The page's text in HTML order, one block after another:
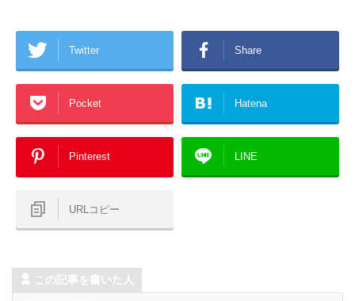
Twitter Share
Pocket Hatena
Pinterest LINE
URLコピー
この記事を書いた人